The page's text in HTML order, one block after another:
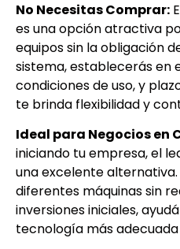
No Necesitas Comprar:
es una opción atractiva
equipos sin la obligación
sistema, establecerás en
condiciones de uso, y
te brinda flexibilidad y
Ideal para Negocios en
iniciando tu empresa, el
una excelente
diferentes máquinas sin
inversiones iniciales,
tecnología más